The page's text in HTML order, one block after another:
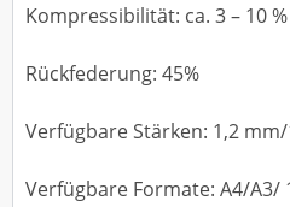
Kompressibilität: ca. 3 – 10 %
Rückfederung: 45%
Verfügbare Stärken: 1,2
Verfügbare Formate: A4/A3/